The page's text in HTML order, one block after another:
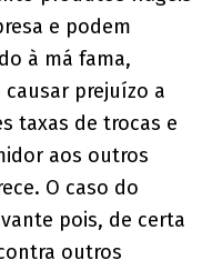
e podem
à má fama,
prejuízo a
taxas de trocas e
aos outros
O caso do
pois, de certa
outros